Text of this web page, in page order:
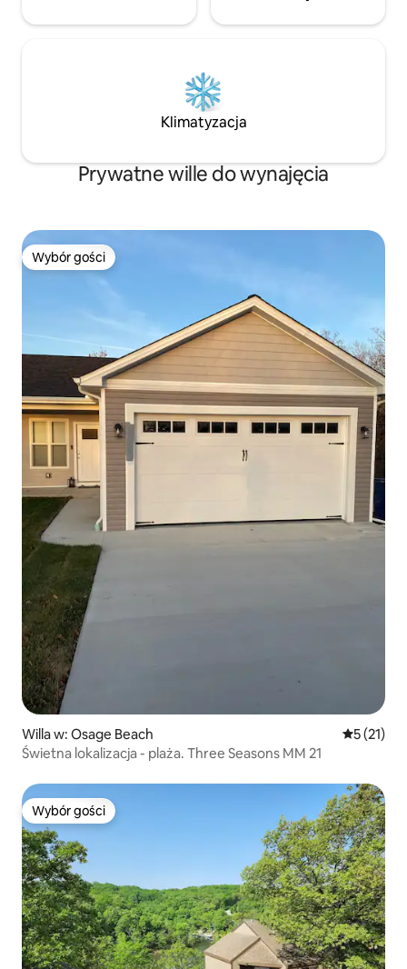
Klimatyzacja
Prywatne wille do wynajęcia
Wybór gości
Wybór gości
Willa w: Osage Beach Średnia
5 (21)
Świetna lokalizacja - plaża. Three Seasons MM 21
Wybór gości
Wybór gości